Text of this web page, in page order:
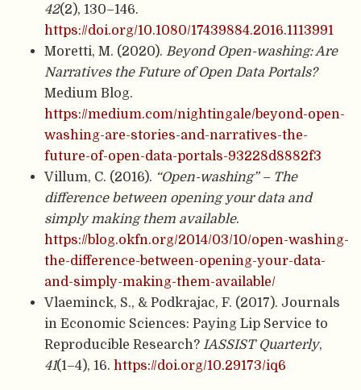
42(2), 130–146.
https://doi.org/10.1080/17439884.2016.1113991
Moretti, M. (2020). Beyond Open-washing: Are
Narratives the Future of Open Data Portals?
Medium Blog.
https://medium.com/nightingale/beyond-open-
washing-are-stories-and-narratives-the-
future-of-open-data-portals-93228d8882f3
Villum, C. (2016). “Open-washing” – The
difference between opening your data and
simply making them available.
https://blog.okfn.org/2014/03/10/open-washing-
the-difference-between-opening-your-data-
and-simply-making-them-available/
Vlaeminck, S., & Podkrajac, F. (2017). Journals
in Economic Sciences: Paying Lip Service to
Reproducible Research? IASSIST Quarterly,
41(1–4), 16. https://doi.org/10.29173/iq6